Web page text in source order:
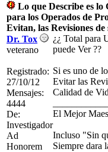
Lo que Describe es lo
para los Operados de
Evitan, las Revisiones de
Dr. Tox
veterano
Registrado:
27/10/12
Mensajes:
4444
De:
Investigador
Ad
Honorem
¿¿ Total para
puede Ver ??
Si es uno de
Evitar las
Calidad de
El Mejor
Incluso "Sin
Siempre dara